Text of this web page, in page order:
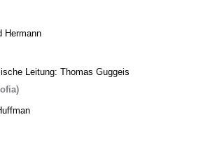
Hermann
Leitung: Thomas Guggeis